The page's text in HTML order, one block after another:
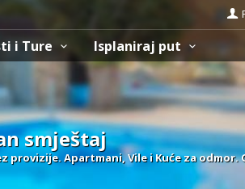
i Ture Isplaniraj put
smještaj
Apartmani, Vile i Kuće za odmor.